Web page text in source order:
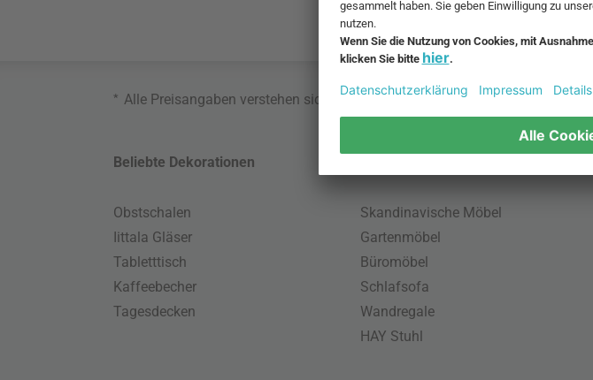
* Alle Preisangaben verstehen sich inklusive MwSt. und zzgl.Versandkosten.
Beliebte Dekorationen
Obstschalen
Iittala Gläser
Tabletttisch
Kaffeebecher
Tagesdecken
Skandinavische Möbel
Gartenmöbel
Büromöbel
Schlafsofa
Wandregale
HAY Stuhl